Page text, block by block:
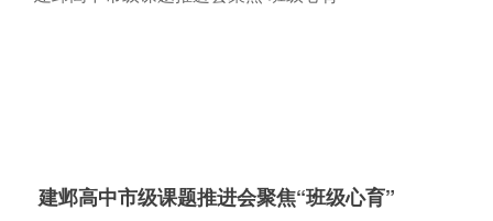
建邺高中市级课题推进会聚焦“班级心育”